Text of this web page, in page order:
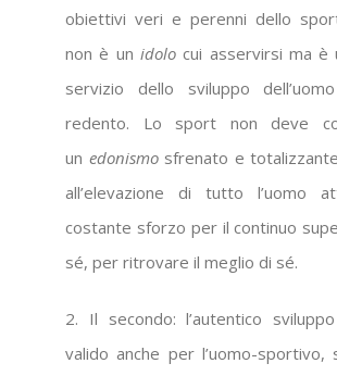
obiettivi veri e perenni dello
non è un idolocui asservirsi ma è
servizio dello sviluppo
redento. Lo sport non deve
un edonismo sfrenato e
all’elevazione di tutto l’uomo
costante sforzo per il continuo
sé, per ritrovare il meglio di sé.
2. Il secondo: l’autentico sviluppo
valido anche per l’uomo-sportivo,